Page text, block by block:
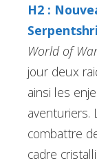
H2 :
World of
jour deux
ainsi les
aventuriers.
combattre
cadre